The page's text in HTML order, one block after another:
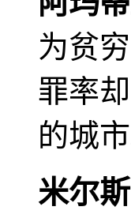
为贫
罪率
的城市
米尔